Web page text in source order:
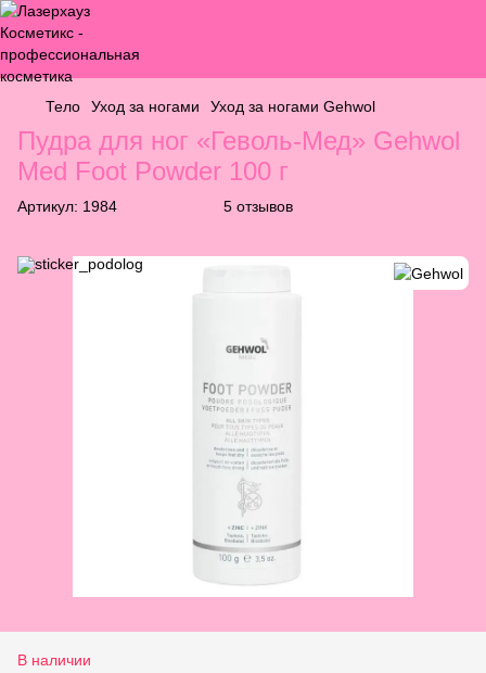
Тело Уход за ногами Уход за ногами Gehwol
Пудра для ног «Геволь-Мед» Gehwol
Med Foot Powder 100 г
Артикул: 1984 5 отзывов
В наличии